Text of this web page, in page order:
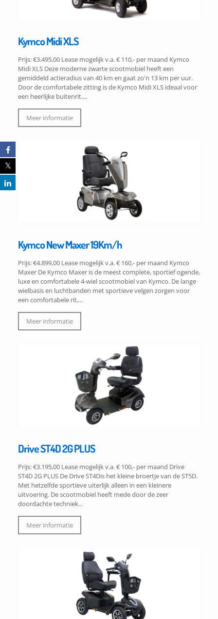
Kymco Midi XLS
Prijs: €3.495,00 Lease mogelijk v.a. € 110,- per maand Kymco
Midi XLS Deze moderne zwarte scootmobiel heeft een
gemiddeld actieradius van 40 km en gaat zo'n 13 km per uur.
Door de comfortabele zitting is de Kymco Midi XLS ideaal voor
een heerlijke buitenrit....
Meer informatie
Kymco New Maxer 19Km/h
Prijs: €4.899,00 Lease mogelijk v.a. € 160,- per maand Kymco
Maxer De Kymco Maxer is de meest complete, sportief ogende,
luxe en comfortabele 4-wiel scootmobiel van Kymco. De lange
wielbasis en luchtbanden met sportieve velgen zorgen voor
een comfortabele rit,...
Meer informatie
Drive ST4D 2G PLUS
Prijs: €3.195,00 Lease mogelijk v.a. € 100,- per maand Drive
ST4D 2G PLUS De Drive ST4Dis het kleine broertje van de ST5D.
Met hetzelfde sportieve uiterlijk alleen in een kleinere
uitvoering. De scootmobiel heeft mede door de zeer
doordachte techniek...
Meer informatie